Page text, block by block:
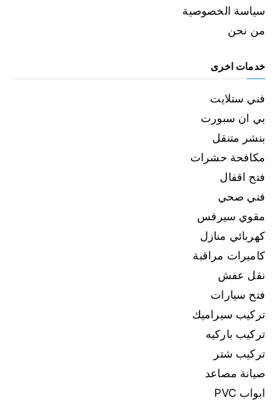
سياسة الخصوصية
من نحن
خدمات اخرى
فني ستلايت
بي ان سبورت
بنشر متنقل
مكافحة حشرات
فتح اقفال
فني صحي
مقوي سيرفس
كهربائي منازل
كاميرات مراقبة
نقل عفش
فتح سيارات
تركيب سيراميك
تركيب باركيه
تركيب شتر
صيانة مصاعد
ابواب PVC